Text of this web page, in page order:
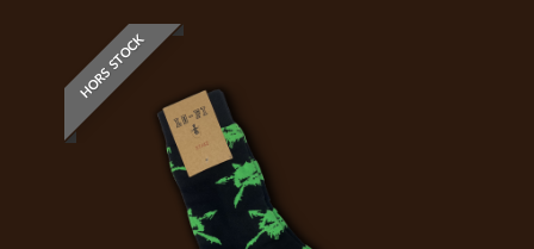
HORS STOCK